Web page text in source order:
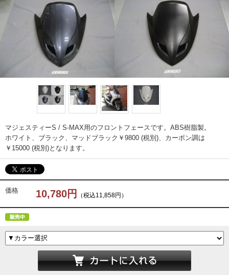
マジェスティーS / S-MAX用のフロントフェースです。ABS樹脂製。
ホワイト、ブラック、マッドブラック￥9800 (税別)、カーボン調は
￥15000 (税別)となります。
価格 10,780円 （税込11,858円）